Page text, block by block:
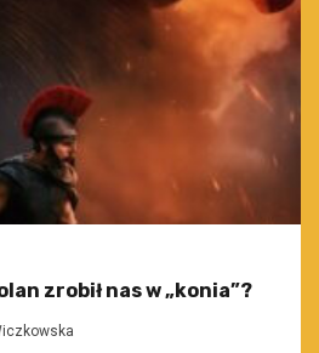
zrobił nas w „konia”?